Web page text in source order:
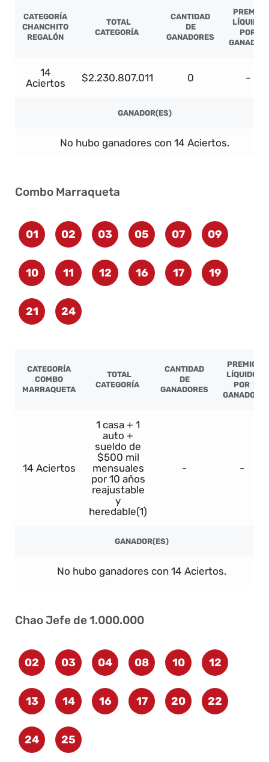
CATEGORÍA
CHANCHITO
REGALÓN
TOTAL
CATEGORÍA
CANTIDAD
DE
GANADORES
PREMIO
LÍQUIDO
POR
GANADOR
14
Aciertos
$2.230.807.011 0 -
GANADOR(ES)
No hubo ganadores con 14 Aciertos.
Combo Marraqueta
01 02 03 05 07 09
10 11 12 16 17 19
21 24
CATEGORÍA
COMBO
MARRAQUETA
TOTAL
CATEGORÍA
CANTIDAD
DE
GANADORES
PREMIO
LÍQUIDO
POR
GANADOR
14 Aciertos
1 casa + 1
auto +
sueldo de
$500 mil
mensuales
por 10 años
reajustable
y
heredable(1)
- -
GANADOR(ES)
No hubo ganadores con 14 Aciertos.
Chao Jefe de 1.000.000
02 03 04 08 10 12
13 14 16 17 20 22
24 25